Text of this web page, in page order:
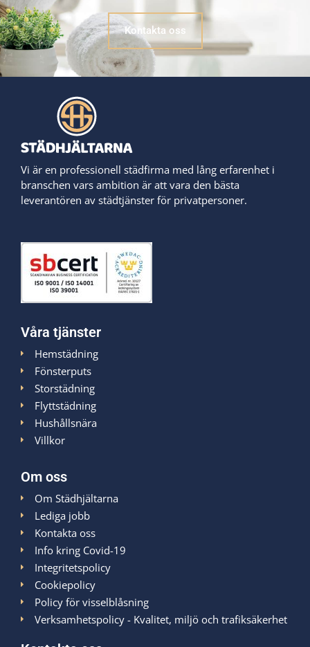
Kontakta oss
Vi är en professionell städfirma med lång erfarenhet i
branschen vars ambition är att vara den bästa
leverantören av städtjänster för privatpersoner.
Våra tjänster
Hemstädning
Fönsterputs
Storstädning
Flyttstädning
Hushållsnära
Villkor
Om oss
Om Städhjältarna
Lediga jobb
Kontakta oss
Info kring Covid-19
Integritetspolicy
Cookiepolicy
Policy för visselblåsning
Verksamhetspolicy - Kvalitet, miljö och trafiksäkerhet